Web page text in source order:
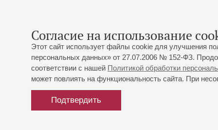
Согласие на использование
Этот сайт использует файлы cookie для улучшения
персональных данных» от 27.07.2006 № 152-ФЗ.
соответствии с нашей Политикой обработки
может повлиять на функциональность сайта. При
Подтвердить